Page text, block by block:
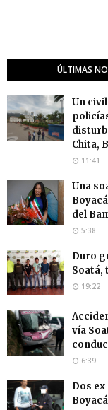
ÚLTIMAS
Un
Chita,
11:41
Una
del
5:38
Duro
Soatá,
19:22
vía
6:39
Dos